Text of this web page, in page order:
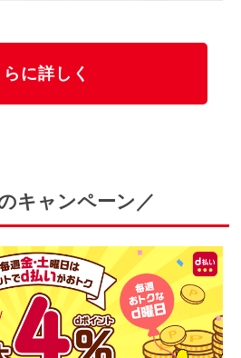
らに詳しく
キャンペーン／